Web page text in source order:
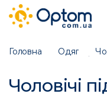
Головна
Одяг
Чоловічі